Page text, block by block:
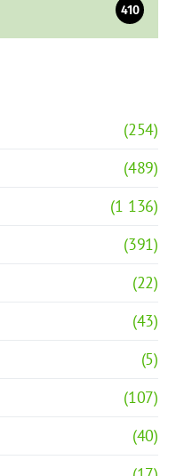
410
(254)
(489)
(1 136)
(391)
(22)
(43)
(5)
(107)
(40)